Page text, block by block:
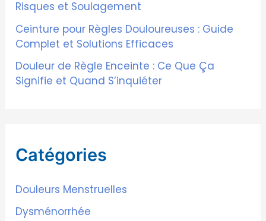
:
Risques et Soulagement
Ceinture pour Règles Douloureuses : Guide
Complet et Solutions Efficaces
Douleur de Règle Enceinte : Ce Que Ça
Signifie et Quand S’inquiéter
Catégories
Douleurs Menstruelles
Dysménorrhée